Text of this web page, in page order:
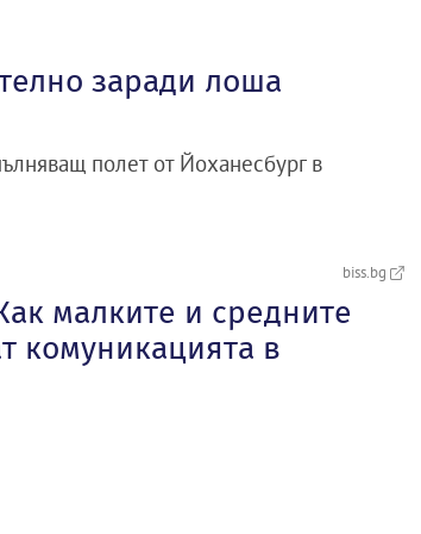
заради лоша
полет от Йоханесбург в
biss.bg
малките и средните
комуникацията в